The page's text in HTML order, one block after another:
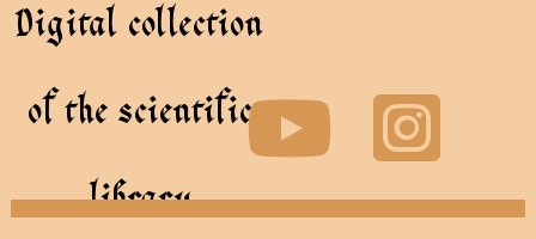
Digital collection
of the scientific
library